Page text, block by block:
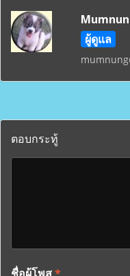
ผู้ดูแล
ตอบกระทู้